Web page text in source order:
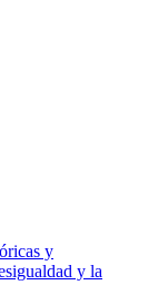
y
y la